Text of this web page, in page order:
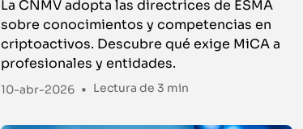
La CNMV adopta las directrices de ESMA
sobre conocimientos y competencias en
criptoactivos. Descubre qué exige MiCA a
profesionales y entidades.
10-abr-2026 • Lectura de 3 min